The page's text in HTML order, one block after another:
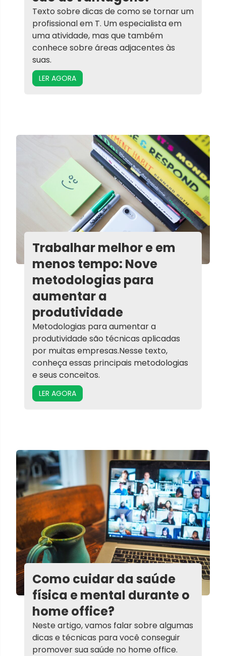
Texto sobre dicas de como se tornar um
profissional em T. Um especialista em
uma atividade, mas que também
conhece sobre áreas adjacentes às
suas.
LER AGORA
Trabalhar melhor e em
menos tempo: Nove
metodologias para
aumentar a
produtividade
Metodologias para aumentar a
produtividade são técnicas aplicadas
por muitas empresas.Nesse texto,
conheça essas principais metodologias
e seus conceitos.
LER AGORA
Como cuidar da saúde
física e mental durante o
home office?
Neste artigo, vamos falar sobre algumas
dicas e técnicas para você conseguir
promover sua saúde no home office.